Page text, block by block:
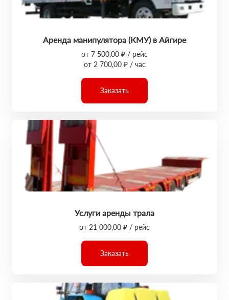
Аренда манипулятора (КМУ) в Айгире
от 7 500,00 ₽ / рейс
от 2 700,00 ₽ / час
Заказать
Услуги аренды трала
от 21 000,00 ₽ / рейс
Заказать